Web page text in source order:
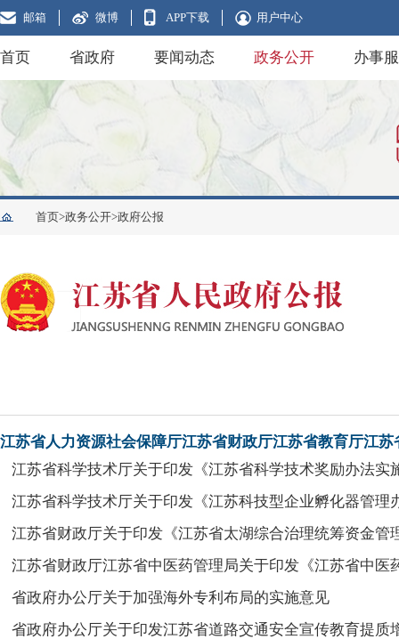
邮箱 微博 APP下载 用户中心
首页 省政府 要闻动态 政务公开 办事
首页>政务公开>政府公报
江苏省人力资源社会保障厅江苏省财政厅江苏省教育厅江
江苏省科学技术厅关于印发《江苏省科学技术奖励办法实
江苏省科学技术厅关于印发《江苏科技型企业孵化器管理
江苏省财政厅关于印发《江苏省太湖综合治理统筹资金管
江苏省财政厅江苏省中医药管理局关于印发《江苏省中医
省政府办公厅关于加强海外专利布局的实施意见
省政府办公厅关于印发江苏省道路交通安全宣传教育提质